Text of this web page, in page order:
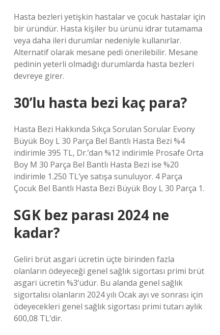
Hasta bezleri yetişkin hastalar ve çocuk hastalar için
bir üründür. Hasta kişiler bu ürünü idrar tutamama
veya daha ileri durumlar nedeniyle kullanırlar.
Alternatif olarak mesane pedi önerilebilir. Mesane
pedinin yeterli olmadığı durumlarda hasta bezleri
devreye girer.
30’lu hasta bezi kaç para?
Hasta Bezi Hakkında Sıkça Sorulan Sorular Evony
Büyük Boy L 30 Parça Bel Bantlı Hasta Bezi %4
indirimle 395 TL, Dr.’dan %12 indirimle Prosafe Orta
Boy M 30 Parça Bel Bantlı Hasta Bezi ise %20
indirimle 1.250 TL’ye satışa sunuluyor. 4 Parça
Çocuk Bel Bantlı Hasta Bezi Büyük Boy L 30 Parça 1.
SGK bez parası 2024 ne
kadar?
Geliri brüt asgari ücretin üçte birinden fazla
olanların ödeyeceği genel sağlık sigortası primi brüt
asgari ücretin %3’üdür. Bu alanda genel sağlık
sigortalısı olanların 2024 yılı Ocak ayı ve sonrası için
ödeyecekleri genel sağlık sigortası primi tutarı aylık
600,08 TL’dir.